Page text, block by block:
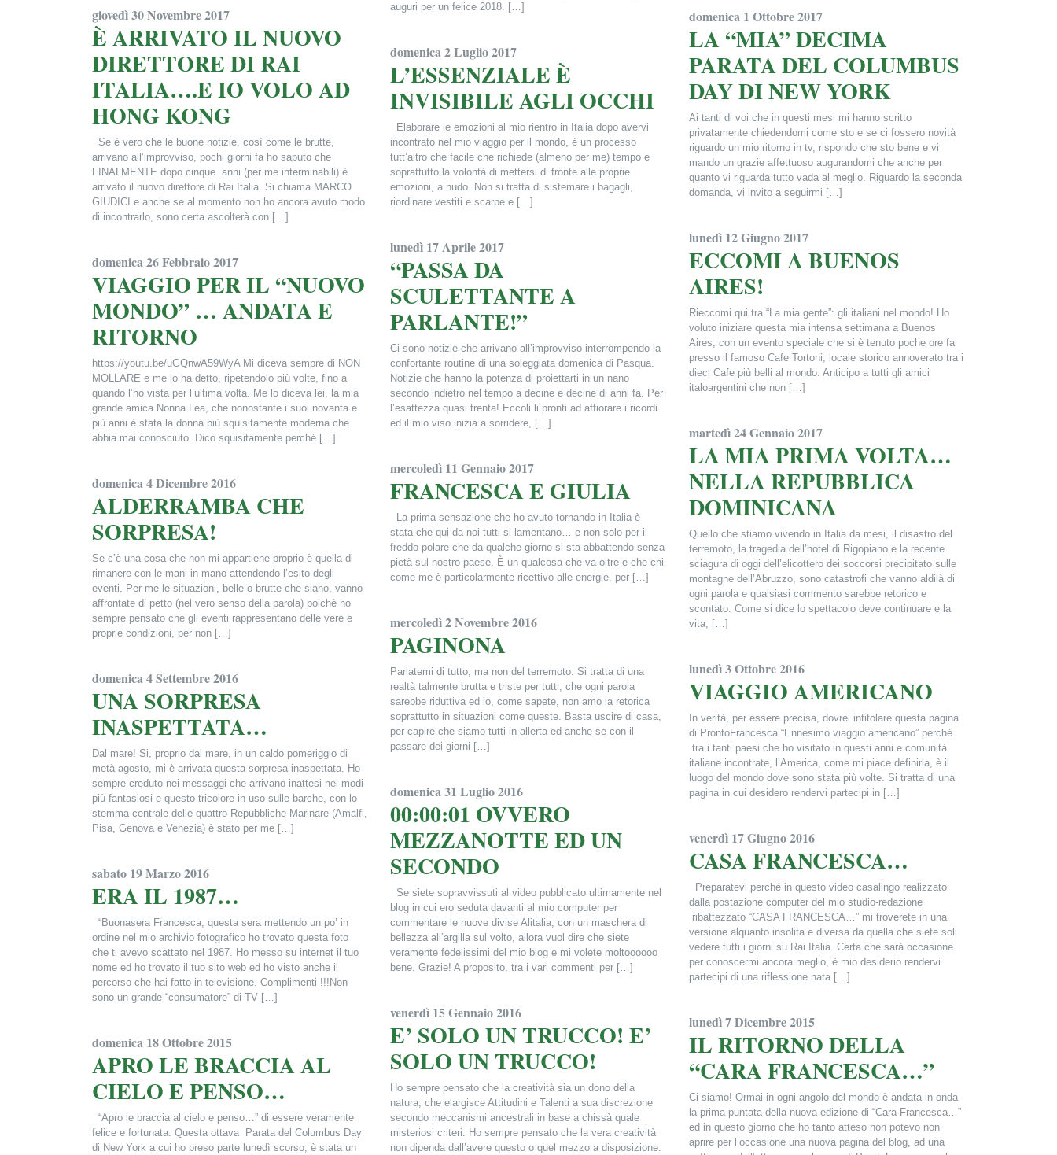
auguri per un felice 2018. […]
giovedì 30 Novembre 2017
È ARRIVATO IL NUOVO
DIRETTORE DI RAI
ITALIA….E IO VOLO AD
HONG KONG
Se è vero che le buone notizie, così come le brutte,
arrivano all’improvviso, pochi giorni fa ho saputo che
FINALMENTE dopo cinque anni (per me interminabili) è
arrivato il nuovo direttore di Rai Italia. Si chiama MARCO
GIUDICI e anche se al momento non ho ancora avuto modo
di incontrarlo, sono certa ascolterà con […]
domenica 1 Ottobre 2017
LA “MIA” DECIMA
PARATA DEL COLUMBUS
DAY DI NEW YORK
Ai tanti di voi che in questi mesi mi hanno scritto
privatamente chiedendomi come sto e se ci fossero novità
riguardo un mio ritorno in tv, rispondo che sto bene e vi
mando un grazie affettuoso augurandomi che anche per
quanto vi riguarda tutto vada al meglio. Riguardo la seconda
domanda, vi invito a seguirmi […]
domenica 2 Luglio 2017
L’ESSENZIALE È
INVISIBILE AGLI OCCHI
Elaborare le emozioni al mio rientro in Italia dopo avervi
incontrato nel mio viaggio per il mondo, è un processo
tutt’altro che facile che richiede (almeno per me) tempo e
soprattutto la volontà di mettersi di fronte alle proprie
emozioni, a nudo. Non si tratta di sistemare i bagagli,
riordinare vestiti e scarpe e […]
lunedì 12 Giugno 2017
ECCOMI A BUENOS
AIRES!
Rieccomi qui tra “La mia gente”: gli italiani nel mondo! Ho
voluto iniziare questa mia intensa settimana a Buenos
Aires, con un evento speciale che si è tenuto poche ore fa
presso il famoso Cafe Tortoni, locale storico annoverato tra i
dieci Cafe più belli al mondo. Anticipo a tutti gli amici
italoargentini che non […]
lunedì 17 Aprile 2017
“PASSA DA
SCULETTANTE A
PARLANTE!”
Ci sono notizie che arrivano all’improvviso interrompendo la
confortante routine di una soleggiata domenica di Pasqua.
Notizie che hanno la potenza di proiettarti in un nano
secondo indietro nel tempo a decine e decine di anni fa. Per
l’esattezza quasi trenta! Eccoli li pronti ad affiorare i ricordi
ed il mio viso inizia a sorridere, […]
domenica 26 Febbraio 2017
VIAGGIO PER IL “NUOVO
MONDO” … ANDATA E
RITORNO
https://youtu.be/uGQnwA59WyA Mi diceva sempre di NON
MOLLARE e me lo ha detto, ripetendolo più volte, fino a
quando l’ho vista per l’ultima volta. Me lo diceva lei, la mia
grande amica Nonna Lea, che nonostante i suoi novanta e
più anni è stata la donna più squisitamente moderna che
abbia mai conosciuto. Dico squisitamente perché […]
martedì 24 Gennaio 2017
LA MIA PRIMA VOLTA…
NELLA REPUBBLICA
DOMINICANA
Quello che stiamo vivendo in Italia da mesi, il disastro del
terremoto, la tragedia dell’hotel di Rigopiano e la recente
sciagura di oggi dell’elicottero dei soccorsi precipitato sulle
montagne dell’Abruzzo, sono catastrofi che vanno aldilà di
ogni parola e qualsiasi commento sarebbe retorico e
scontato. Come si dice lo spettacolo deve continuare e la
vita, […]
mercoledì 11 Gennaio 2017
FRANCESCA E GIULIA
La prima sensazione che ho avuto tornando in Italia è
stata che qui da noi tutti si lamentano… e non solo per il
freddo polare che da qualche giorno si sta abbattendo senza
pietà sul nostro paese. È un qualcosa che va oltre e che chi
come me è particolarmente ricettivo alle energie, per […]
domenica 4 Dicembre 2016
ALDERRAMBA CHE
SORPRESA!
Se c’è una cosa che non mi appartiene proprio è quella di
rimanere con le mani in mano attendendo l’esito degli
eventi. Per me le situazioni, belle o brutte che siano, vanno
affrontate di petto (nel vero senso della parola) poichè ho
sempre pensato che gli eventi rappresentano delle vere e
proprie condizioni, per non […]
mercoledì 2 Novembre 2016
PAGINONA
Parlatemi di tutto, ma non del terremoto. Si tratta di una
realtà talmente brutta e triste per tutti, che ogni parola
sarebbe riduttiva ed io, come sapete, non amo la retorica
soprattutto in situazioni come queste. Basta uscire di casa,
per capire che siamo tutti in allerta ed anche se con il
passare dei giorni […]
lunedì 3 Ottobre 2016
VIAGGIO AMERICANO
In verità, per essere precisa, dovrei intitolare questa pagina
di ProntoFrancesca “Ennesimo viaggio americano” perché
tra i tanti paesi che ho visitato in questi anni e comunità
italiane incontrate, l’America, come mi piace definirla, è il
luogo del mondo dove sono stata più volte. Si tratta di una
pagina in cui desidero rendervi partecipi in […]
domenica 4 Settembre 2016
UNA SORPRESA
INASPETTATA…
Dal mare! Si, proprio dal mare, in un caldo pomeriggio di
metà agosto, mi è arrivata questa sorpresa inaspettata. Ho
sempre creduto nei messaggi che arrivano inattesi nei modi
più fantasiosi e questo tricolore in uso sulle barche, con lo
stemma centrale delle quattro Repubbliche Marinare (Amalfi,
Pisa, Genova e Venezia) è stato per me […]
domenica 31 Luglio 2016
00:00:01 OVVERO
MEZZANOTTE ED UN
SECONDO
Se siete sopravvissuti al video pubblicato ultimamente nel
blog in cui ero seduta davanti al mio computer per
commentare le nuove divise Alitalia, con un maschera di
bellezza all’argilla sul volto, allora vuol dire che siete
veramente fedelissimi del mio blog e mi volete moltoooooo
bene. Grazie! A proposito, tra i vari commenti per […]
venerdì 17 Giugno 2016
CASA FRANCESCA…
Preparatevi perché in questo video casalingo realizzato
dalla postazione computer del mio studio-redazione
ribattezzato “CASA FRANCESCA…” mi troverete in una
versione alquanto insolita e diversa da quella che siete soli
vedere tutti i giorni su Rai Italia. Certa che sarà occasione
per conoscermi ancora meglio, è mio desiderio rendervi
partecipi di una riflessione nata […]
sabato 19 Marzo 2016
ERA IL 1987…
“Buonasera Francesca, questa sera mettendo un po’ in
ordine nel mio archivio fotografico ho trovato questa foto
che ti avevo scattato nel 1987. Ho messo su internet il tuo
nome ed ho trovato il tuo sito web ed ho visto anche il
percorso che hai fatto in televisione. Complimenti !!!Non
sono un grande “consumatore” di TV […]
venerdì 15 Gennaio 2016
E’ SOLO UN TRUCCO! E’
SOLO UN TRUCCO!
Ho sempre pensato che la creatività sia un dono della
natura, che elargisce Attitudini e Talenti a sua discrezione
secondo meccanismi ancestrali in base a chissà quale
misteriosi criteri. Ho sempre pensato che la vera creatività
non dipenda dall’avere questo o quel mezzo a disposizione.
lunedì 7 Dicembre 2015
IL RITORNO DELLA
“CARA FRANCESCA…”
Ci siamo! Ormai in ogni angolo del mondo è andata in onda
la prima puntata della nuova edizione di “Cara Francesca…”
ed in questo giorno che ho tanto atteso non potevo non
aprire per l’occasione una nuova pagina del blog, ad una
domenica 18 Ottobre 2015
APRO LE BRACCIA AL
CIELO E PENSO…
“Apro le braccia al cielo e penso…” di essere veramente
felice e fortunata. Questa ottava Parata del Columbus Day
di New York a cui ho preso parte lunedì scorso, è stata un